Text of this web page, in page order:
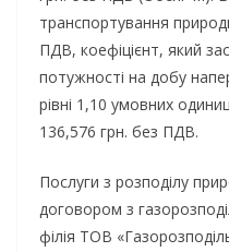
транспортування
ПДВ, коефіцієнт, який
потужності на добу
рівні 1,10 умовних
136,576 грн. без ПДВ.
Послуги з розподілу
договором з
філія ТОВ